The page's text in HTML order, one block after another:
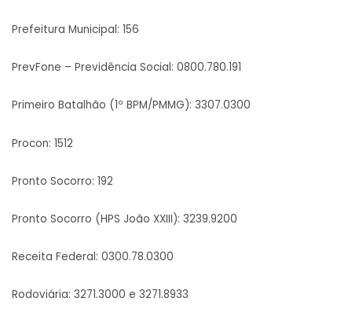
Prefeitura Municipal: 156
PrevFone – Previdência Social: 0800.780.191
Primeiro Batalhão (1º BPM/PMMG): 3307.0300
Procon: 1512
Pronto Socorro: 192
Pronto Socorro (HPS João XXIII): 3239.9200
Receita Federal: 0300.78.0300
Rodoviária: 3271.3000 e 3271.8933